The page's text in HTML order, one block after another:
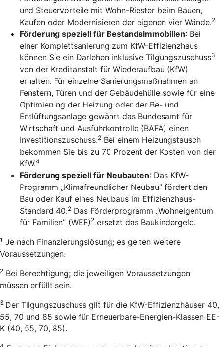
und Steuervorteile mit Wohn-Riester beim Bauen,
Kaufen oder Modernisieren der eigenen vier Wände.2
Förderung speziell für Bestandsimmobilien: Bei
einer Komplettsanierung zum KfW-Effizienzhaus
können Sie ein Darlehen inklusive Tilgungszuschuss3
von der Kreditanstalt für Wiederaufbau (KfW)
erhalten. Für einzelne Sanierungsmaßnahmen an
Fenstern, Türen und der Gebäudehülle sowie für eine
Optimierung der Heizung oder der Be- und
Entlüftungsanlage gewährt das Bundesamt für
Wirtschaft und Ausfuhrkontrolle (BAFA) einen
Investitionszuschuss.2 Bei einem Heizungstausch
bekommen Sie bis zu 70 Prozent der Kosten von der
KfW.4
Förderung speziell für Neubauten: Das KfW-
Programm „Klimafreundlicher Neubau” fördert den
Bau oder Kauf eines Neubaus im Effizienzhaus-
Standard 40.2 Das Förderprogramm „Wohneigentum
für Familien” (WEF) 2 ersetzt das Baukindergeld.
1 Je nach Finanzierungslösung; es gelten weitere
Voraussetzungen.
2 Bei Berechtigung; die jeweiligen Voraussetzungen
müssen erfüllt sein.
3 Der Tilgungszuschuss gilt für die KfW-Effizienzhäuser 40,
55, 70 und 85 sowie für Erneuerbare-Energien-Klassen EE-
K (40, 55, 70, 85).